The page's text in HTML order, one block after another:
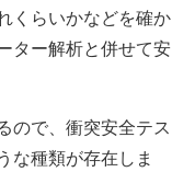
くらいかなどを確か
ター解析と併せて安
ので、衝突安全テス
な種類が存在しま